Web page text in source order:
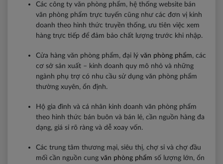
Các công ty văn phòng phẩm, hệ thống website bán
văn phòng phẩm trực tuyến cũng như các đơn vị kinh
doanh theo hình thức truyền thống, ưu tiên việc xem
hàng trực tiếp để đảm bảo chất lượng trước khi nhập.
Cửa hàng văn phòng phẩm, đại lý văn phòng phẩm, các
cơ sở sản xuất – kinh doanh quy mô nhỏ và những
ngành phụ trợ có nhu cầu sử dụng văn phòng phẩm
thường xuyên, ổn định.
Hộ gia đình và cá nhân kinh doanh văn phòng phẩm
theo hình thức bán buôn và bán lẻ, cần nguồn hàng đa
dạng, giá sỉ rõ ràng và dễ xoay vốn.
Các trung tâm thương mại, siêu thị, chợ sỉ và chợ đầu
mối cần nguồn cung văn phòng phẩm số lượng lớn, ổn